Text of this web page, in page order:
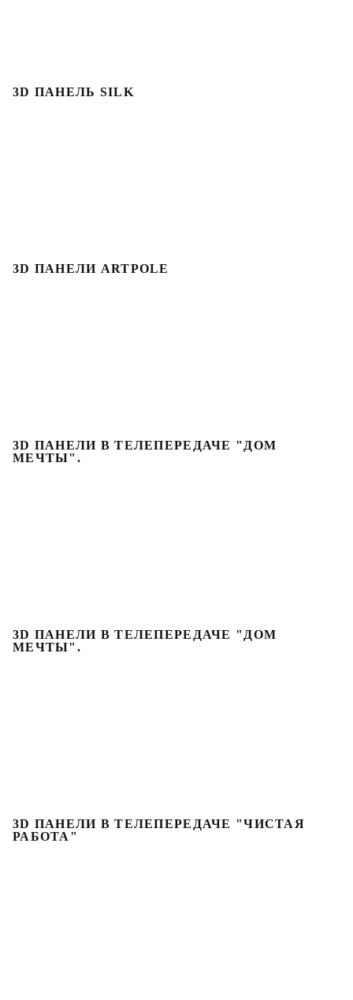
3D ПАНЕЛЬ SILK
3D ПАНЕЛИ ARTPOLE
3D ПАНЕЛИ В ТЕЛЕПЕРЕДАЧЕ "ДОМ
МЕЧТЫ".
3D ПАНЕЛИ В ТЕЛЕПЕРЕДАЧЕ "ДОМ
МЕЧТЫ".
3D ПАНЕЛИ В ТЕЛЕПЕРЕДАЧЕ "ЧИСТАЯ
РАБОТА"